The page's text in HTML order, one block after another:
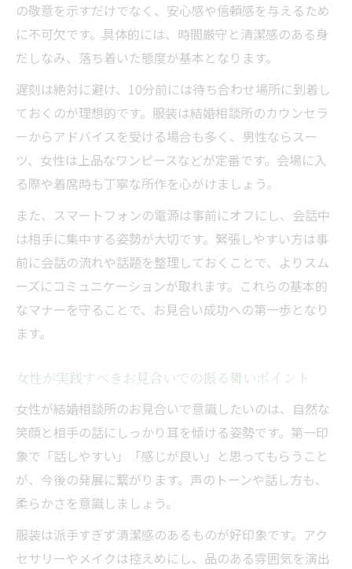
の敬意を示すだけでなく、安心感や信頼感を与えるため
に不可欠です。具体的には、時間厳守と清潔感のある身
だしなみ、落ち着いた態度が基本となります。
遅刻は絶対に避け、10分前には待ち合わせ場所に到着し
ておくのが理想的です。服装は結婚相談所のカウンセラ
ーからアドバイスを受ける場合も多く、男性ならスー
ツ、女性は上品なワンピースなどが定番です。会場に入
る際や着席時も丁寧な所作を心がけましょう。
また、スマートフォンの電源は事前にオフにし、会話中
は相手に集中する姿勢が大切です。緊張しやすい方は事
前に会話の流れや話題を整理しておくことで、よりスム
ーズにコミュニケーションが取れます。これらの基本的
なマナーを守ることで、お見合い成功への第一歩となり
ます。
女性が実践すべきお見合いでの振る舞いポイント
女性が結婚相談所のお見合いで意識したいのは、自然な
笑顔と相手の話にしっかり耳を傾ける姿勢です。第一印
象で「話しやすい」「感じが良い」と思ってもらうこと
が、今後の発展に繋がります。声のトーンや話し方も、
柔らかさを意識しましょう。
服装は派手すぎず清潔感のあるものが好印象です。アク
セサリーやメイクは控えめにし、品のある雰囲気を演出